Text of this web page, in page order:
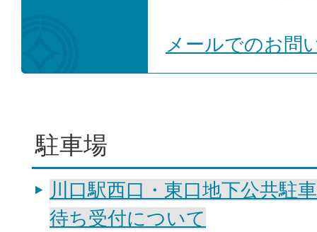
メールでのお問
駐車場
川口駅西口・東口地下公共駐
待ち受付について